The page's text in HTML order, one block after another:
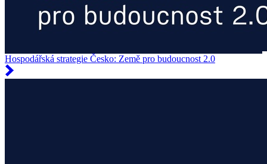
Hospodářská strategie Česko: Země pro budoucnost 2.0